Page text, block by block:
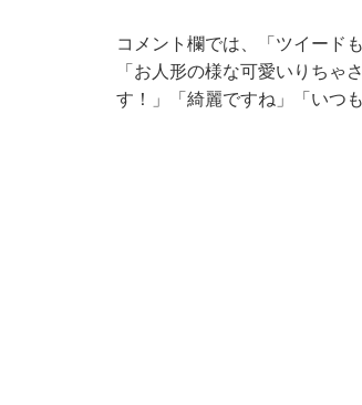
コメント欄では、「ツイード
「お人形の様な可愛いりちゃ
す！」「綺麗ですね」「いつ